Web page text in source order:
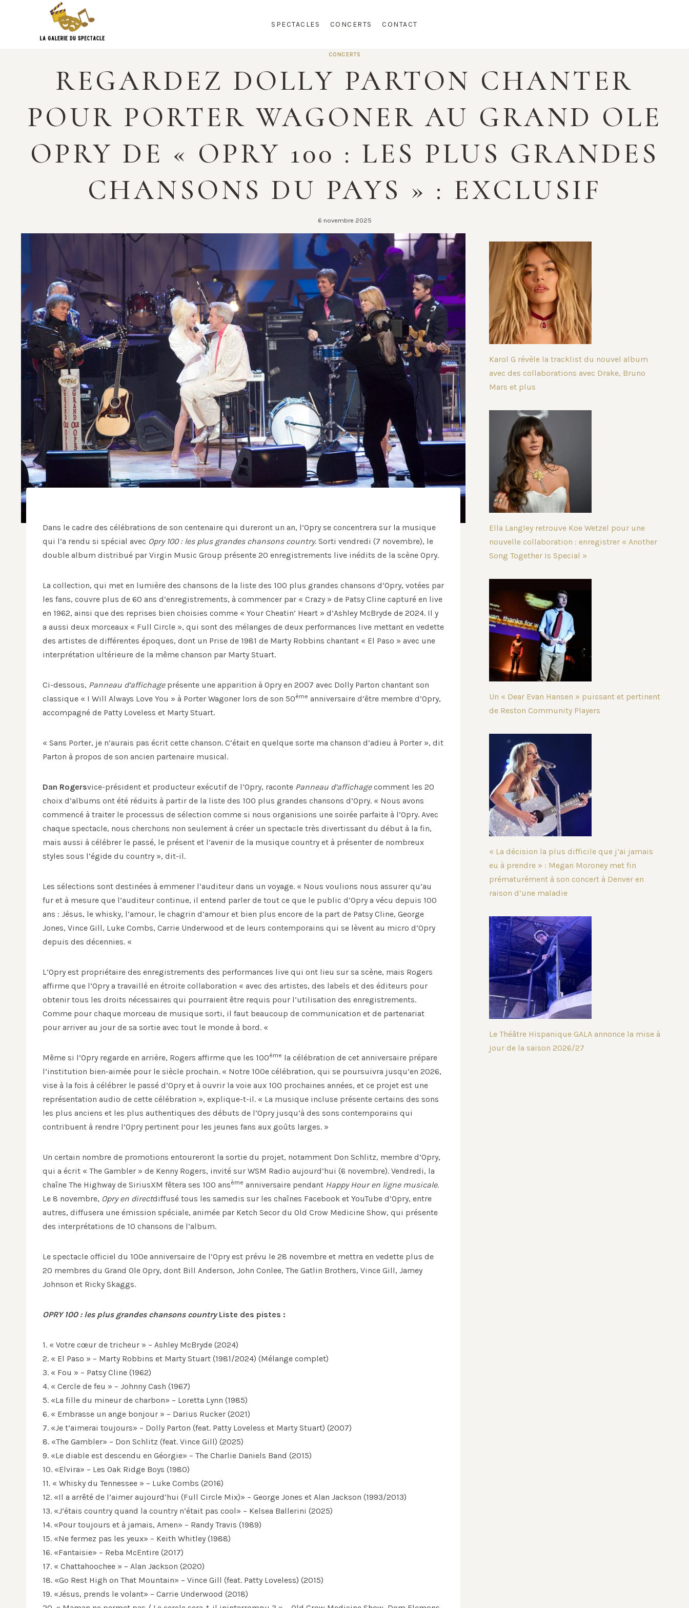
SPECTACLES CONCERTS CONTACT
CONCERTS
REGARDEZ DOLLY PARTON CHANTER
POUR PORTER WAGONER AU GRAND OLE
OPRY DE « OPRY 100 : LES PLUS GRANDES
CHANSONS DU PAYS » : EXCLUSIF
6 novembre 2025
Dans le cadre des célébrations de son centenaire qui dureront un an, l’Opry se concentrera sur la musique
qui l’a rendu si spécial avec Opry 100 : les plus grandes chansons country. Sorti vendredi (7 novembre), le
double album distribué par Virgin Music Group présente 20 enregistrements live inédits de la scène Opry.
La collection, qui met en lumière des chansons de la liste des 100 plus grandes chansons d’Opry, votées par
les fans, couvre plus de 60 ans d’enregistrements, à commencer par « Crazy » de Patsy Cline capturé en live
en 1962, ainsi que des reprises bien choisies comme « Your Cheatin’ Heart » d’Ashley McBryde de 2024. Il y
a aussi deux morceaux « Full Circle », qui sont des mélanges de deux performances live mettant en vedette
des artistes de différentes époques, dont un Prise de 1981 de Marty Robbins chantant « El Paso » avec une
interprétation ultérieure de la même chanson par Marty Stuart.
Ci-dessous, Panneau d’affichageprésente une apparition à Opry en 2007 avec Dolly Parton chantant son
classique « I Will Always Love You » à Porter Wagoner lors de son 50ème anniversaire d’être membre d’Opry,
accompagné de Patty Loveless et Marty Stuart.
« Sans Porter, je n’aurais pas écrit cette chanson. C’était en quelque sorte ma chanson d’adieu à Porter », dit
Parton à propos de son ancien partenaire musical.
Dan Rogersvice-président et producteur exécutif de l’Opry, raconte Panneau d’affichagecomment les 20
choix d’albums ont été réduits à partir de la liste des 100 plus grandes chansons d’Opry. « Nous avons
commencé à traiter le processus de sélection comme si nous organisions une soirée parfaite à l’Opry. Avec
chaque spectacle, nous cherchons non seulement à créer un spectacle très divertissant du début à la fin,
mais aussi à célébrer le passé, le présent et l’avenir de la musique country et à présenter de nombreux
styles sous l’égide du country », dit-il.
Les sélections sont destinées à emmener l’auditeur dans un voyage. « Nous voulions nous assurer qu’au
fur et à mesure que l’auditeur continue, il entend parler de tout ce que le public d’Opry a vécu depuis 100
ans : Jésus, le whisky, l’amour, le chagrin d’amour et bien plus encore de la part de Patsy Cline, George
Jones, Vince Gill, Luke Combs, Carrie Underwood et de leurs contemporains qui se lèvent au micro d’Opry
depuis des décennies. «
L’Opry est propriétaire des enregistrements des performances live qui ont lieu sur sa scène, mais Rogers
affirme que l’Opry a travaillé en étroite collaboration « avec des artistes, des labels et des éditeurs pour
obtenir tous les droits nécessaires qui pourraient être requis pour l’utilisation des enregistrements.
Comme pour chaque morceau de musique sorti, il faut beaucoup de communication et de partenariat
pour arriver au jour de sa sortie avec tout le monde à bord. «
Même si l’Opry regarde en arrière, Rogers affirme que les 100ème la célébration de cet anniversaire prépare
l’institution bien-aimée pour le siècle prochain. « Notre 100e célébration, qui se poursuivra jusqu’en 2026,
vise à la fois à célébrer le passé d’Opry et à ouvrir la voie aux 100 prochaines années, et ce projet est une
représentation audio de cette célébration », explique-t-il. « La musique incluse présente certains des sons
les plus anciens et les plus authentiques des débuts de l’Opry jusqu’à des sons contemporains qui
contribuent à rendre l’Opry pertinent pour les jeunes fans aux goûts larges. »
Un certain nombre de promotions entoureront la sortie du projet, notamment Don Schlitz, membre d’Opry,
qui a écrit « The Gambler » de Kenny Rogers, invité sur WSM Radio aujourd’hui (6 novembre). Vendredi, la
chaîne The Highway de SiriusXM fêtera ses 100 ansème anniversaire pendant Happy Hour en ligne musicale.
Le 8 novembre, Opry en directdiffusé tous les samedis sur les chaînes Facebook et YouTube d’Opry, entre
autres, diffusera une émission spéciale, animée par Ketch Secor du Old Crow Medicine Show, qui présente
des interprétations de 10 chansons de l’album.
Le spectacle officiel du 100e anniversaire de l’Opry est prévu le 28 novembre et mettra en vedette plus de
20 membres du Grand Ole Opry, dont Bill Anderson, John Conlee, The Gatlin Brothers, Vince Gill, Jamey
Johnson et Ricky Skaggs.
OPRY 100 : les plus grandes chansons countryListe des pistes :
1. « Votre cœur de tricheur » – Ashley McBryde (2024)
2. « El Paso » – Marty Robbins et Marty Stuart (1981/2024) (Mélange complet)
3. « Fou » – Patsy Cline (1962)
4. « Cercle de feu » – Johnny Cash (1967)
5. «La fille du mineur de charbon» – Loretta Lynn (1985)
6. « Embrasse un ange bonjour » – Darius Rucker (2021)
7. «Je t’aimerai toujours» – Dolly Parton (feat. Patty Loveless et Marty Stuart) (2007)
8. «The Gambler» – Don Schlitz (feat. Vince Gill) (2025)
9. «Le diable est descendu en Géorgie» – The Charlie Daniels Band (2015)
10. «Elvira» – Les Oak Ridge Boys (1980)
11. « Whisky du Tennessee » – Luke Combs (2016)
12. «Il a arrêté de l’aimer aujourd’hui (Full Circle Mix)» – George Jones et Alan Jackson (1993/2013)
13. «J’étais country quand la country n’était pas cool» – Kelsea Ballerini (2025)
14. «Pour toujours et à jamais, Amen» – Randy Travis (1989)
15. «Ne fermez pas les yeux» – Keith Whitley (1988)
16. «Fantaisie» – Reba McEntire (2017)
17. « Chattahoochee » – Alan Jackson (2020)
18. «Go Rest High on That Mountain» – Vince Gill (feat. Patty Loveless) (2015)
19. «Jésus, prends le volant» – Carrie Underwood (2018)
Karol G révèle la tracklist du nouvel album
avec des collaborations avec Drake, Bruno
Mars et plus
Ella Langley retrouve Koe Wetzel pour une
nouvelle collaboration : enregistrer « Another
Song Together Is Special »
Un « Dear Evan Hansen » puissant et pertinent
de Reston Community Players
« La décision la plus difficile que j’ai jamais
eu à prendre » : Megan Moroney met fin
prématurément à son concert à Denver en
raison d’une maladie
Le Théâtre Hispanique GALA annonce la mise à
jour de la saison 2026/27